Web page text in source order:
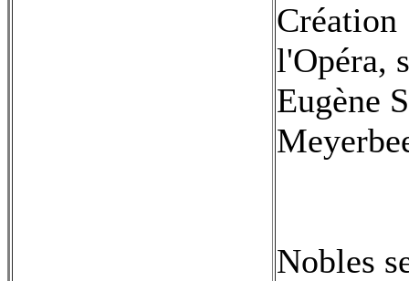
Création
l'Opéra,
Eugène
Nobles